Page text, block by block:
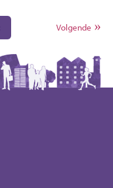
Volgende